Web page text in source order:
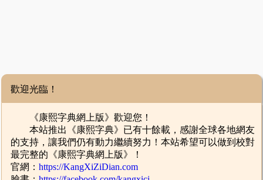
歡迎光臨！
《康熙字典網上版》歡迎您！
本站推出《康熙字典》已有十餘載，感謝全球各地網友
的支持，讓我們仍有動力繼續努力！本站希望可以做到校對
最完整的《康熙字典網上版》！
官網：https://KangXiZiDian.com